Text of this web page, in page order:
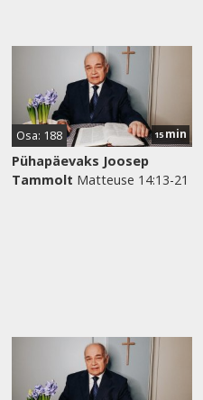
15 min
Osa: 188
Pühapäevaks Joosep
Tammolt Matteuse 14:13-21